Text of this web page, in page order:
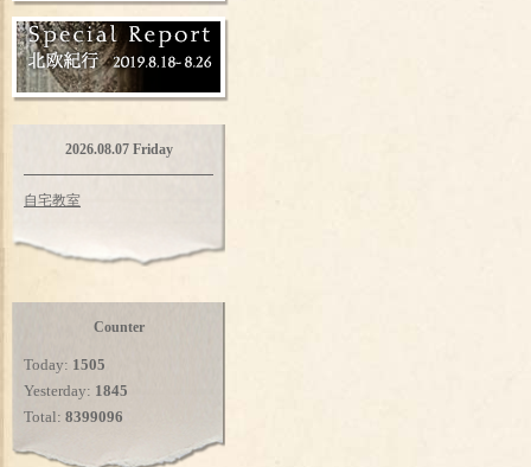
2026.08.07 Friday
自宅教室
Counter
Today: 1505
Yesterday: 1845
Total: 8399096